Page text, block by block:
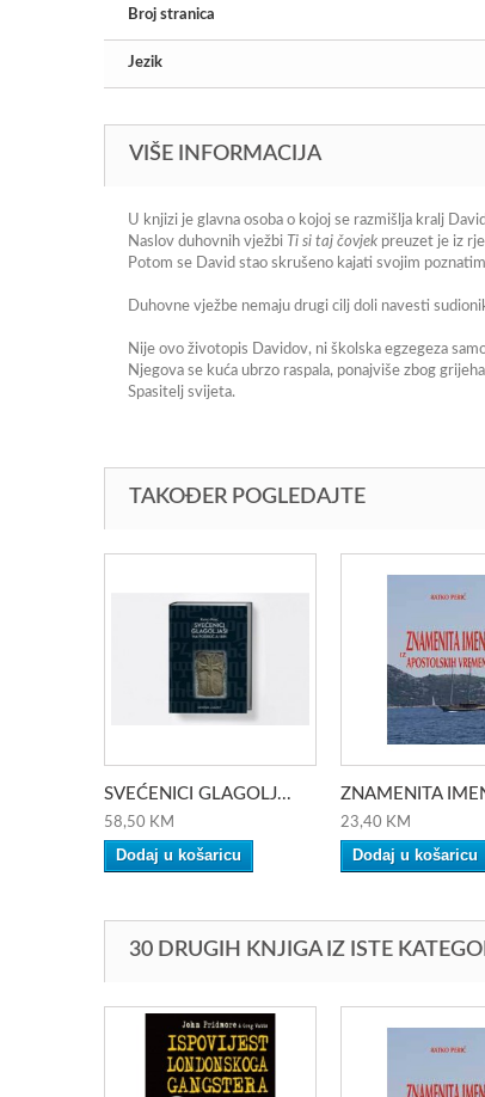
Broj stranica
Jezik
VIŠE INFORMACIJA
U knjizi je glavna osoba o kojoj se razmišlja kralj
Naslov duhovnih vježbi Ti si taj čovjek preuzet je iz
Potom se David stao skrušeno kajati svojim
Duhovne vježbe nemaju drugi cilj doli navesti
Nije ovo životopis Davidov, ni školska egzegeza
Njegova se kuća ubrzo raspala, ponajviše zbog
Spasitelj svijeta.
TAKOĐER POGLEDAJTE
SVEĆENICI GLAGOLJ...
58,50 KM
Dodaj u košaricu
ZNAMENITA
23,40 KM
Dodaj u košaricu
30 DRUGIH KNJIGA IZ ISTE